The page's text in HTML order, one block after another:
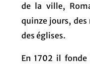
de la ville,
quinze jours,
des églises.
En 1702 il